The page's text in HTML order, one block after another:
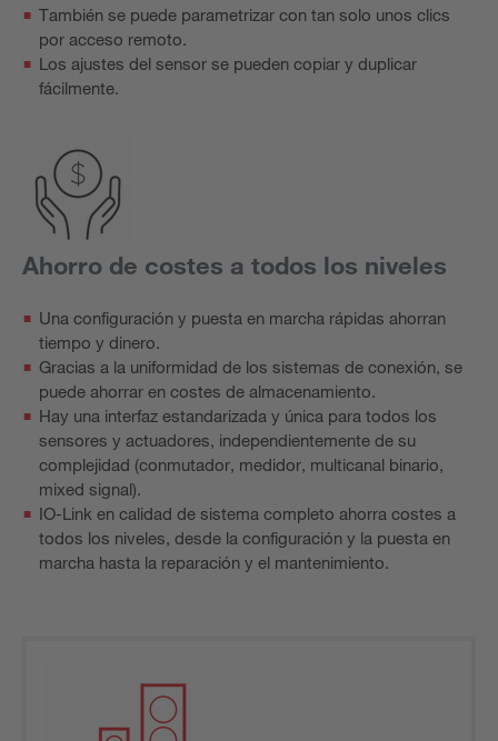
También se puede parametrizar con tan solo unos clics
por acceso remoto.
Los ajustes del sensor se pueden copiar y duplicar
fácilmente.
Ahorro de costes a todos los niveles
Una configuración y puesta en marcha rápidas ahorran
tiempo y dinero.
Gracias a la uniformidad de los sistemas de conexión, se
puede ahorrar en costes de almacenamiento.
Hay una interfaz estandarizada y única para todos los
sensores y actuadores, independientemente de su
complejidad (conmutador, medidor, multicanal binario,
mixed signal).
IO-Link en calidad de sistema completo ahorra costes a
todos los niveles, desde la configuración y la puesta en
marcha hasta la reparación y el mantenimiento.